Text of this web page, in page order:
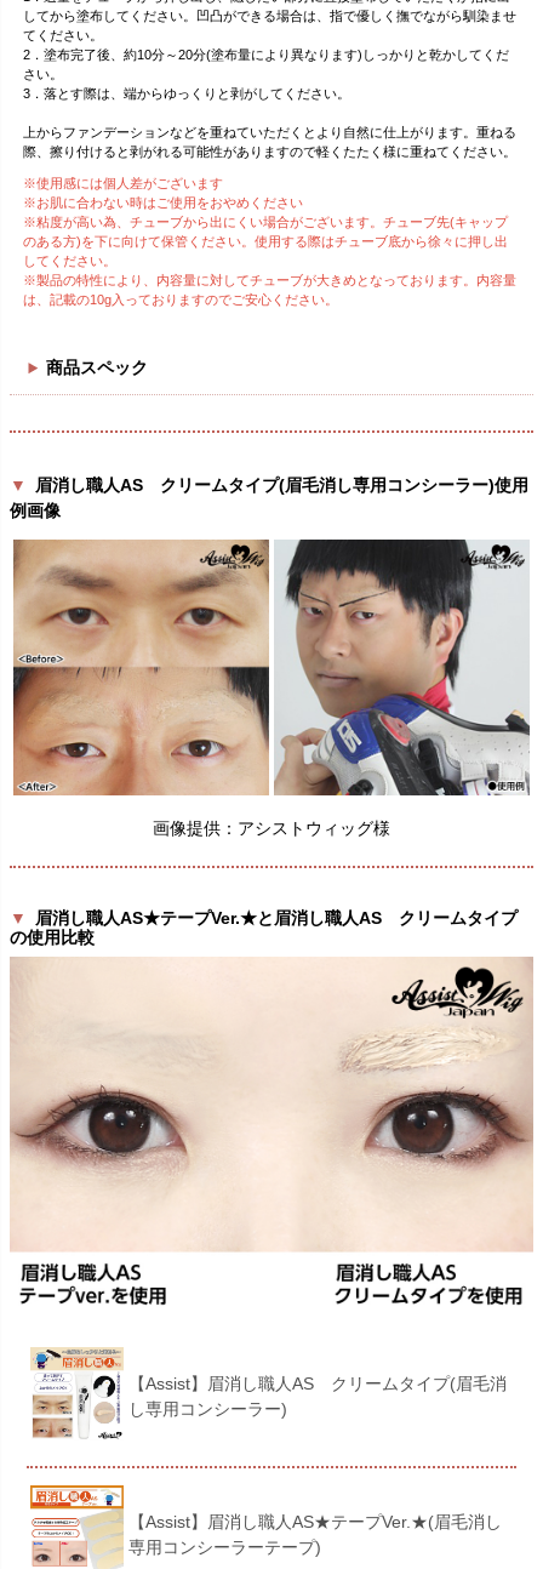
してから塗布してください。凹凸ができる場合は、指で優しく撫でながら馴染ませ
てください。
2．塗布完了後、約10分～20分(塗布量により異なります)しっかりと乾かしてくだ
さい。
3．落とす際は、端からゆっくりと剥がしてください。
上からファンデーションなどを重ねていただくとより自然に仕上がります。重ねる
際、擦り付けると剥がれる可能性がありますので軽くたたく様に重ねてください。
※使用感には個人差がございます
※お肌に合わない時はご使用をおやめください
※粘度が高い為、チューブから出にくい場合がございます。チューブ先(キャップ
のある方)を下に向けて保管ください。使用する際はチューブ底から徐々に押し出
してください。
※製品の特性により、内容量に対してチューブが大きめとなっております。内容量
は、記載の10g入っておりますのでご安心ください。
商品スペック
▼
眉消し職人AS クリームタイプ(眉毛消し専用コンシーラー)使用
例画像
画像提供：アシストウィッグ様
▼
眉消し職人AS★テープVer.★と眉消し職人AS クリームタイプ
の使用比較
【Assist】眉消し職人AS クリームタイプ(眉毛消
し専用コンシーラー)
【Assist】眉消し職人AS★テープVer.★(眉毛消し
専用コンシーラーテープ)